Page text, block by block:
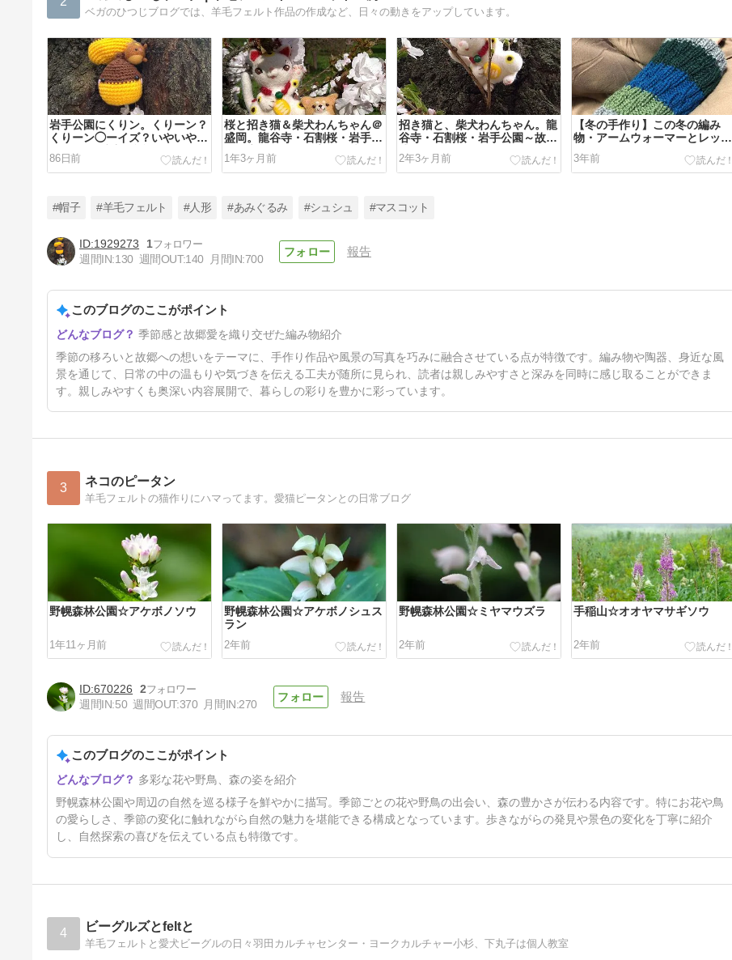
ベガのひつじブログでは、羊毛フェルト作品の作成など、日々の動きをアップしています。
岩手公園にくりン。くりーン？
くりーン◯ーイズ？いやいや
^^;くりン坊主爆誕（笑）
86日前
桜と招き猫＆柴犬わんちゃん＠
盛岡。龍谷寺・石割桜・岩手公
園・高松公園と、高松の池。
1年3ヶ月前
招き猫と、柴犬わんちゃん。龍
谷寺・石割桜・岩手公園～故郷
盛岡からの便り。
2年3ヶ月前
【冬の手作り】この冬の編み
物・アームウォーマーとレッグ
ウォーマー。
3年前
指して、お顔作りをしていま
す。
3年前
#帽子 #羊毛フェルト #人形 #あみぐるみ #シュシュ #マスコット
1929273
1
週間IN:130 週間OUT:140 月間IN:700
報告
このブログのここがポイント
季節感と故郷愛を織り交ぜた編み物紹介
季節の移ろいと故郷への想いをテーマに、手作り作品や風景の写真を巧みに融合させている点が特徴です。編み物や陶器、身近な風
景を通じて、日常の中の温もりや気づきを伝える工夫が随所に見られ、読者は親しみやすさと深みを同時に感じ取ることができま
す。親しみやすくも奥深い内容展開で、暮らしの彩りを豊かに彩っています。
3 ネコのピータン
羊毛フェルトの猫作りにハマってます。愛猫ピータンとの日常ブログ
野幌森林公園☆アケボノソウ
1年11ヶ月前
野幌森林公園☆アケボノシュス
ラン
2年前
野幌森林公園☆ミヤマウズラ
2年前
手稲山☆オオヤマサギソウ
2年前
野幌森林公園☆エゾミズタマソ
ウ
2年1ヶ月前
670226
2
週間IN:50 週間OUT:370 月間IN:270
報告
このブログのここがポイント
多彩な花や野鳥、森の姿を紹介
野幌森林公園や周辺の自然を巡る様子を鮮やかに描写。季節ごとの花や野鳥の出会い、森の豊かさが伝わる内容です。特にお花や鳥
の愛らしさ、季節の変化に触れながら自然の魅力を堪能できる構成となっています。歩きながらの発見や景色の変化を丁寧に紹介
し、自然探索の喜びを伝えている点も特徴です。
4 ビーグルズとfeltと
羊毛フェルトと愛犬ビーグルの日々羽田カルチャセンター・ヨークカルチャー小杉、下丸子は個人教室